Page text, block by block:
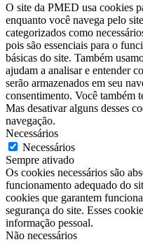
O site da PMED usa cookies
enquanto você navega pelo
categorizados como
pois são essenciais para o
básicas do site. Também
ajudam a analisar e entender
serão armazenados em seu
consentimento. Você também
Mas desativar alguns desses
navegação.
Necessários
Necessários
Sempre ativado
Os cookies necessários são
funcionamento adequado do
cookies que garantem
segurança do site. Esses
informação pessoal.
Não necessários